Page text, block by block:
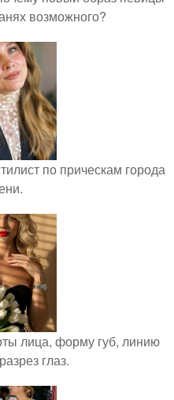
возможного?
по прическам города
лица, форму губ, линию
глаз.